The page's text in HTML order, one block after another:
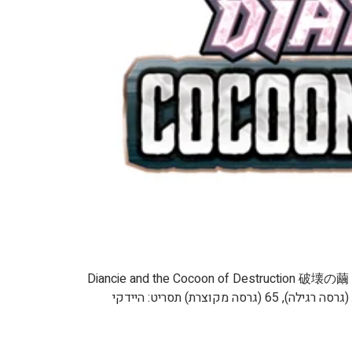
דיאנסי וגולם ההרס / דיאנסי ופקעת של הרס פוסטר: מידע כללי: ארץ: ישראל ארצות הברית יפן שם הסרט: דיאנסי וגולם ההרס Diancie and the Cocoon of Destruction 破壊の繭
とディアンシー תאריך שידור: שודר בארץ 8 בנובמבר 2014 19 ביולי 2014 הפקה: בימוי: קוניהיקו יויאמה זמן סרט: 95 דקות (גרסה רגילה), 65 (גרסה מקוצרת) תסריט: היידקי